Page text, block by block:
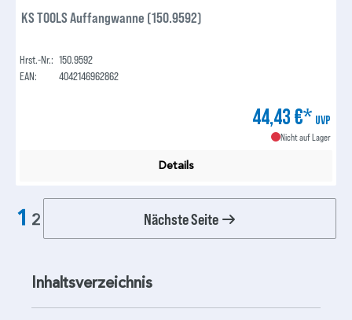
KS TOOLS Auffangwanne (150.9592)
Hrst.-Nr.: 150.9592
EAN:
4042146962862
44,43 €* UVP
Nicht auf Lager
Details
1 2 Nächste Seite
Inhaltsverzeichnis